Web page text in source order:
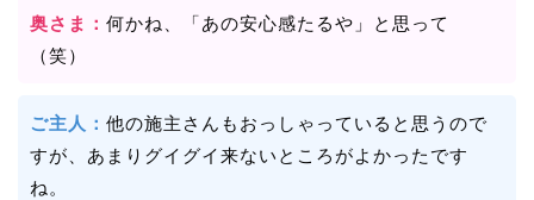
奥さま： 何かね、「あの安心感たるや」と思って
（笑）
ご主人： 他の施主さんもおっしゃっていると思うので
すが、あまりグイグイ来ないところがよかったです
ね。